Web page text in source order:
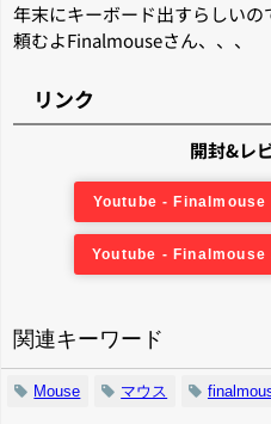
年末にキーボード出すらしいの
頼むよFinalmouseさん、、、
リンク
開封&レ
Youtube -
Youtube -
関連キーワード
Mouse マウス